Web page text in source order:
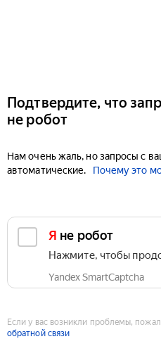
Подтвердите, что
не робот
Нам очень жаль, но запросы с
автоматические.
Почему это
Я не робот
Нажмите, чтобы
Yandex SmartCaptcha
Если у вас возникли проблемы,
обратной связи